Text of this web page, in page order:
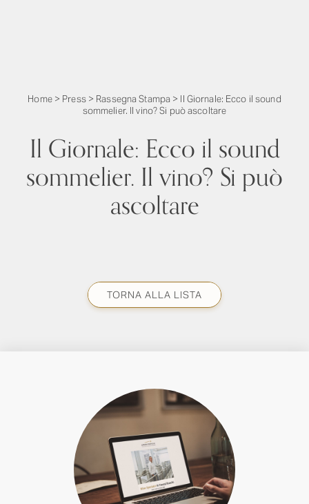
Home> Press> Rassegna Stampa > Il Giornale: Ecco il sound
sommelier. Il vino? Si può ascoltare
Il Giornale: Ecco il sound
sommelier. Il vino? Si può
ascoltare
TORNA ALLA LISTA